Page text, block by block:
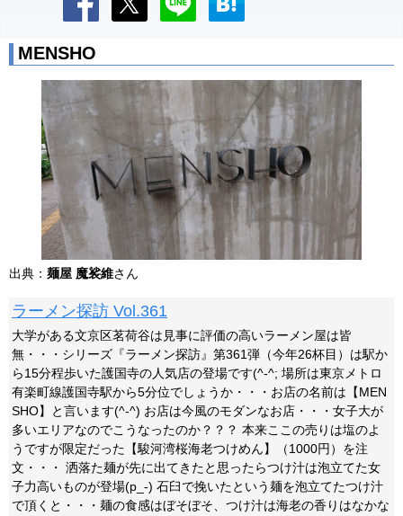
MENSHO
出典： 麺屋 魔裟維さん
ラーメン探訪 Vol.361
大学がある文京区茗荷谷は見事に評価の高いラーメン屋は皆
無・・・シリーズ『ラーメン探訪』第361弾（今年26杯目）は駅か
ら15分程歩いた護国寺の人気店の登場です(^-^; 場所は東京メトロ
有楽町線護国寺駅から5分位でしょうか・・・お店の名前は【MEN
SHO】と言います(^-^) お店は今風のモダンなお店・・・女子大が
多いエリアなのでこうなったのか？？？ 本来ここの売りは塩のよ
うですが限定だった【駿河湾桜海老つけめん】（1000円）を注
文・・・ 洒落た麺が先に出てきたと思ったらつけ汁は泡立てた女
子力高いものが登場(p_-) 石臼で挽いたという麺を泡立てたつけ汁
で頂くと・・・麺の食感はぼそぼそ、つけ汁は海老の香りはなかな